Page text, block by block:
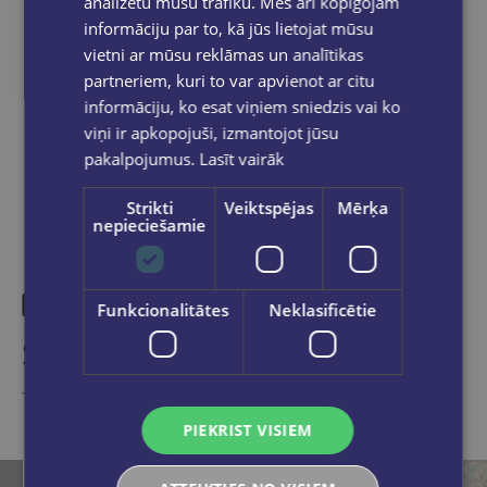
Share on social networks:
Similar products
Take a look
informāciju par to, kā jūs lietojat mūsu
vietni ar mūsu reklāmas un analītikas
partneriem, kuri to var apvienot ar citu
informāciju, ko esat viņiem sniedzis vai ko
viņi ir apkopojuši, izmantojot jūsu
pakalpojumus. Lasīt vairāk
Strikti
nepieciešamie
Veiktspējas Mērķa
Funkcionalitātes Neklasificētie
PIEKRIST VISIEM